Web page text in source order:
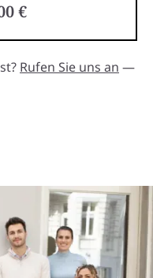
€
Rufen Sie uns an —